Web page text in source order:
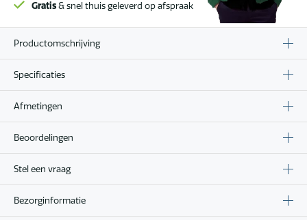
Gratis& snel thuis geleverd op afspraak
Productomschrijving
Specificaties
Afmetingen
Beoordelingen
Stel een vraag
Bezorginformatie